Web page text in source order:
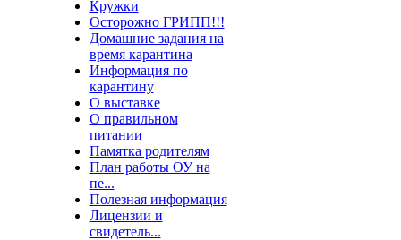
Кружки
Осторожно ГРИПП!!!
Домашние задания на
время карантина
Информация по
карантину
О выставке
О правильном
питании
Памятка родителям
План работы ОУ на
пе...
Полезная информация
Лицензии и
свидетель...